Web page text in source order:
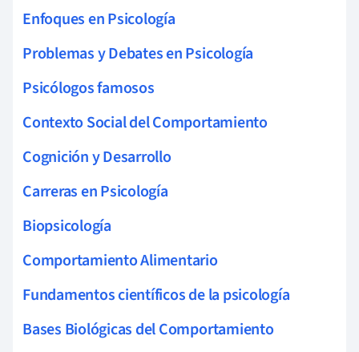
Enfoques en Psicología
Problemas y Debates en Psicología
Psicólogos famosos
Contexto Social del Comportamiento
Cognición y Desarrollo
Carreras en Psicología
Biopsicología
Comportamiento Alimentario
Fundamentos científicos de la psicología
Bases Biológicas del Comportamiento